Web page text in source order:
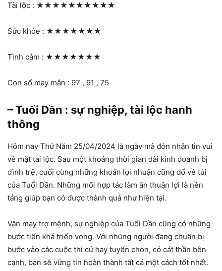
Tài lộc : ★★★★★★★★★★
Sức khỏe : ★★★★★★★
Tình cảm : ★★★★★★★
Con số may mắn : 97 , 91 , 75
– Tuổi Dần : sự nghiệp, tài lộc hanh
thông
Hôm nay Thứ Năm 25/04/2024 là ngày mà đón nhận tin vui
về mặt tài lộc. Sau một khoảng thời gian dài kinh doanh bị
đình trệ, cuối cùng những khoản lợi nhuận cũng đổ về túi
của Tuổi Dần. Những mối hợp tác làm ăn thuận lợi là nền
tảng giúp bạn có được thành quả như hiện tại.
Vận may trợ mệnh, sự nghiệp của Tuổi Dần cũng có những
bước tiến khá triển vọng. Với những người đang chuẩn bị
bước vào các cuộc thi cử hay tuyển chọn, có cát thần bên
cạnh, bạn sẽ vững tin hoàn thành tất cả một cách tốt nhất.